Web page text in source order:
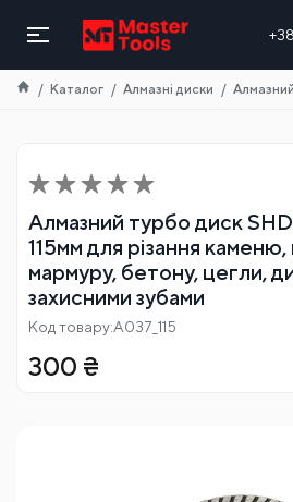
Каталог Алмазні диски
Алмазний турбо диск
115мм для різання каменю,
мармуру, бетону, цегли,
захисними зубами
Код товару:A037_115
300 ₴